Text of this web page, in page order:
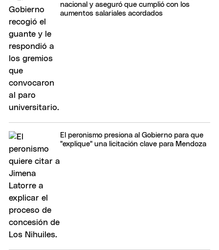
nacional y aseguró que cumplió con los
aumentos salariales acordados
El peronismo presiona al Gobierno para que
"explique" una licitación clave para Mendoza